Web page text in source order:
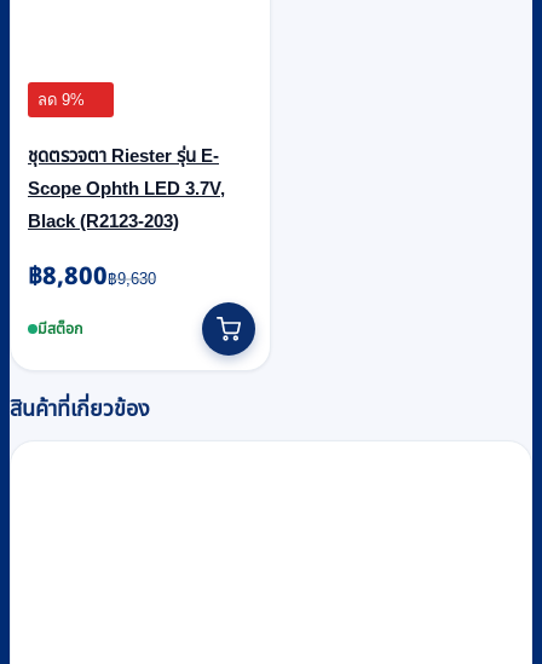
ลด 9%
ชุดตรวจตา Riester รุ่น E-
Scope Ophth LED 3.7V,
Black (R2123-203)
฿9,630
Original
price
was:
฿8,800
Current
price
is:มีสต็อก
สินค้าที่เกี่ยวข้อง